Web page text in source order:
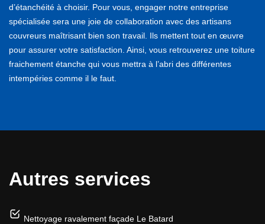
d’étanchéité à choisir. Pour vous, engager notre entreprise
spécialisée sera une joie de collaboration avec des artisans
couvreurs maîtrisant bien son travail. Ils mettent tout en œuvre
pour assurer votre satisfaction. Ainsi, vous retrouverez une toiture
fraichement étanche qui vous mettra à l’abri des différentes
intempéries comme il le faut.
Autres services
Nettoyage ravalement façade Le Batard